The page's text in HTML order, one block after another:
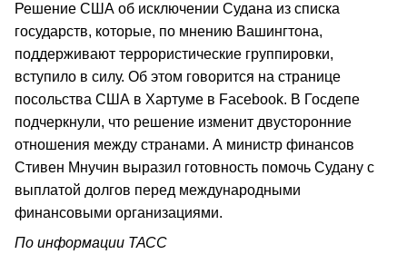
Решение США об исключении Судана из списка
государств, которые, по мнению Вашингтона,
поддерживают террористические группировки,
вступило в силу. Об этом говорится на странице
посольства США в Хартуме в Facebook. В Госдепе
подчеркнули, что решение изменит двусторонние
отношения между странами. А министр финансов
Стивен Мнучин выразил готовность помочь Судану с
выплатой долгов перед международными
финансовыми организациями.
По информации ТАСС